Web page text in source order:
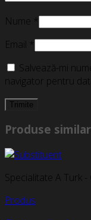
Nume *
Email *
Salvează-mi
navigator pentru
Produse
Specialitate A Turk -
Produs